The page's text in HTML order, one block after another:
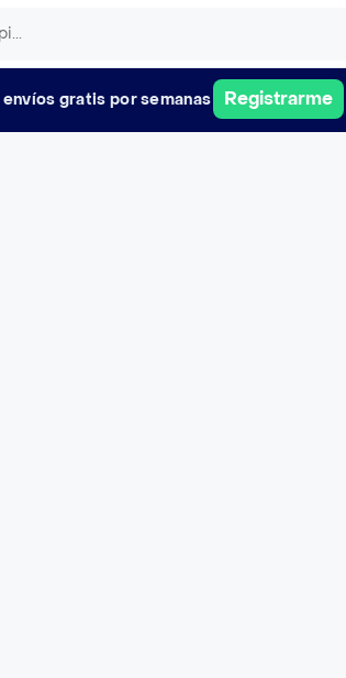
envíos gratis por semanas Registrarme